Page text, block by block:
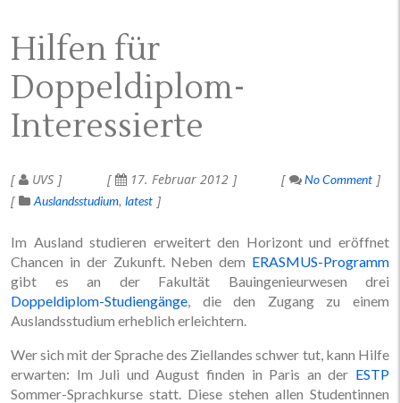
Hilfen für
Doppeldiplom-
Interessierte
UVS 17. Februar 2012
No Comment
Auslandsstudium latest
Im Ausland studieren erweitert den Horizont und eröffnet
Chancen in der Zukunft. Neben dem ERASMUS-Programm
gibt es an der Fakultät Bauingenieurwesen drei
Doppeldiplom-Studiengänge, die den Zugang zu einem
Auslandsstudium erheblich erleichtern.
Wer sich mit der Sprache des Ziellandes schwer tut, kann Hilfe
erwarten: Im Juli und August finden in Paris an der ESTP
Sommer-Sprachkurse statt. Diese stehen allen Studentinnen